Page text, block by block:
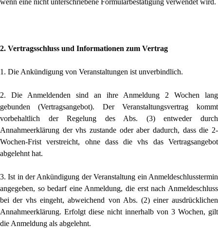
wenn eine nicht unterschriebene Formularbestätigung verwendet wird.
2. Vertragsschluss und Informationen zum Vertrag
1. Die Ankündigung von Veranstaltungen ist unverbindlich.
2. Die Anmeldenden sind an ihre Anmeldung 2 Wochen lang
gebunden (Vertrags­angebot). Der Veranstaltungsvertrag kommt
vorbehaltlich der Regelung des Abs. (3) entweder durch
Annahmeerklärung der vhs zustande oder aber da­durch, dass die 2-
Wochen-Frist verstreicht, ohne dass die vhs das Vertragsan­gebot
abgelehnt hat.
3. Ist in der Ankündigung der Veranstaltung ein Anmeldeschlusstermin
angege­ben, so bedarf eine Anmeldung, die erst nach Anmeldeschluss
bei der vhs ein­geht, abweichend von Abs. (2) einer ausdrücklichen
Annahmeerklärung. Er­folgt diese nicht innerhalb von 3 Wochen, gilt
die Anmeldung als abgelehnt.